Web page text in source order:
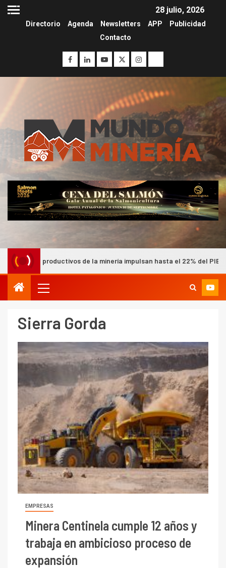
28 julio, 2026
Directorio Agenda Newsletters APP
Publicidad
Contacto
de la minería impulsan hasta el 22% del PIB nacional según
Sierra Gorda
EMPRESAS
Minera Centinela cumple 12 años y
trabaja en ambicioso proceso de
expansión